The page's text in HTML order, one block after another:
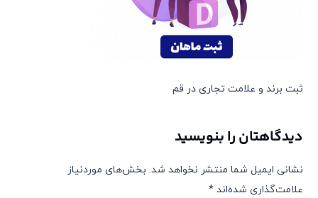
ثبت برند و علامت تجاری در قم
دیدگاهتان را بنویسید
نشانی ایمیل شما منتشر نخواهد شد. بخش‌های موردنیاز
علامت‌گذاری شده‌اند *